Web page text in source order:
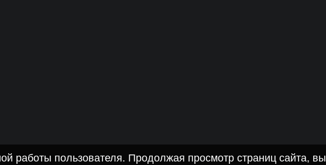
работы пользователя. Продолжая просмотр страниц сайта, вы